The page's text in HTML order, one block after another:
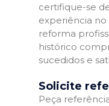
certifique-se
experiência no
reforma
histórico
sucedidos e
Solicite
Peça